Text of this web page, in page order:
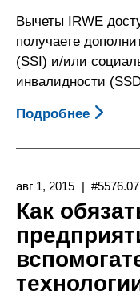
(Blind
Work
BWE)
Вычеты IRWE
получаете
(SSI) и/или
инвалидности
Подробнее О
С
авг 1, 2015 #5576.07
Как